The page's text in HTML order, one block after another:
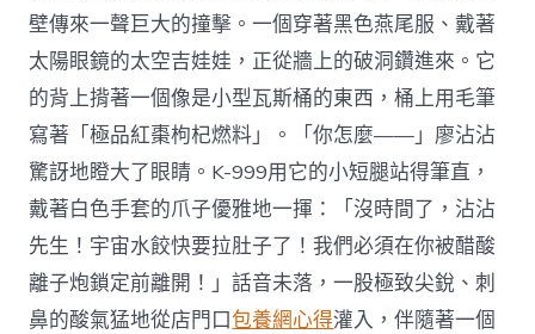
壁傳來一聲巨大的撞擊。一個穿著黑色燕尾服、戴著
太陽眼鏡的太空吉娃娃，正從牆上的破洞鑽進來。它
的背上揹著一個像是小型瓦斯桶的東西，桶上用毛筆
寫著「極品紅棗枸杞燃料」。「你怎麼——」廖沾沾
驚訝地瞪大了眼睛。K-999用它的小短腿站得筆直，
戴著白色手套的爪子優雅地一揮：「沒時間了，沾沾
先生！宇宙水餃快要拉肚子了！我們必須在你被醋酸
離子炮鎖定前離開！」話音未落，一股極致尖銳、刺
鼻的酸氣猛地從店門口包養網心得灌入，伴隨著一個